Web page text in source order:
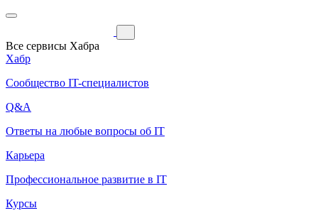
Все сервисы Хабра
Хабр
Сообщество IT-специалистов
Q&A
Ответы на любые вопросы об IT
Карьера
Профессиональное развитие в IT
Курсы